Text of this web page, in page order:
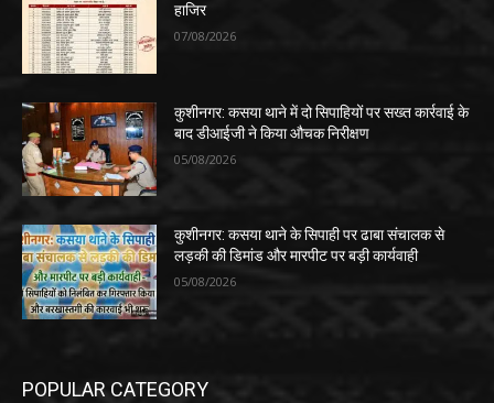
हाजिर
07/08/2026
कुशीनगर: कसया थाने में दो सिपाहियों पर सख्त कार्रवाई के
बाद डीआईजी ने किया औचक निरीक्षण
05/08/2026
कुशीनगर: कसया थाने के सिपाही पर ढाबा संचालक से
लड़की की डिमांड और मारपीट पर बड़ी कार्यवाही
05/08/2026
POPULAR CATEGORY